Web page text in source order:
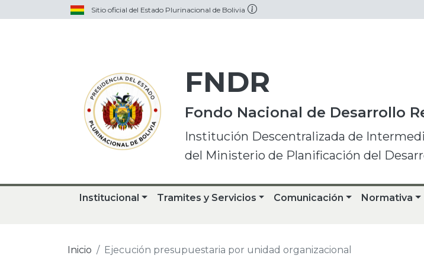
Sitio oficial del Estado Plurinacional de Bolivia
FNDR
Fondo Nacional de Desarrollo
Institución Descentralizada de
del Ministerio de Planificación del
Institucional Tramites y Servicios Comunicación Normativa
Inicio Ejecución presupuestaria por unidad organizacional